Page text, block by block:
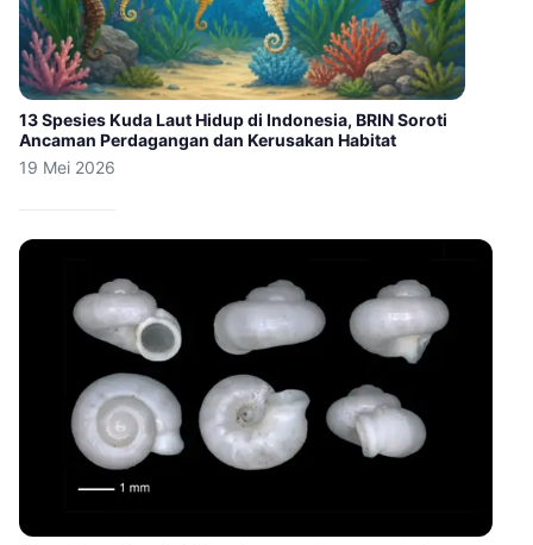
13 Spesies Kuda Laut Hidup di Indonesia, BRIN Soroti
Ancaman Perdagangan dan Kerusakan Habitat
19 Mei 2026